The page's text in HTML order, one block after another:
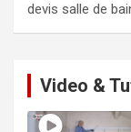
devis salle de
Video &